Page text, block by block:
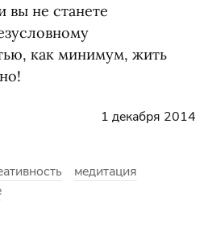
вы не станете
как минимум, жить
1 декабря 2014
медитация